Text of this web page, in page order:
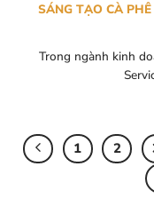
SÁNG TẠO CÀ
Trong ngành kinh
1 2